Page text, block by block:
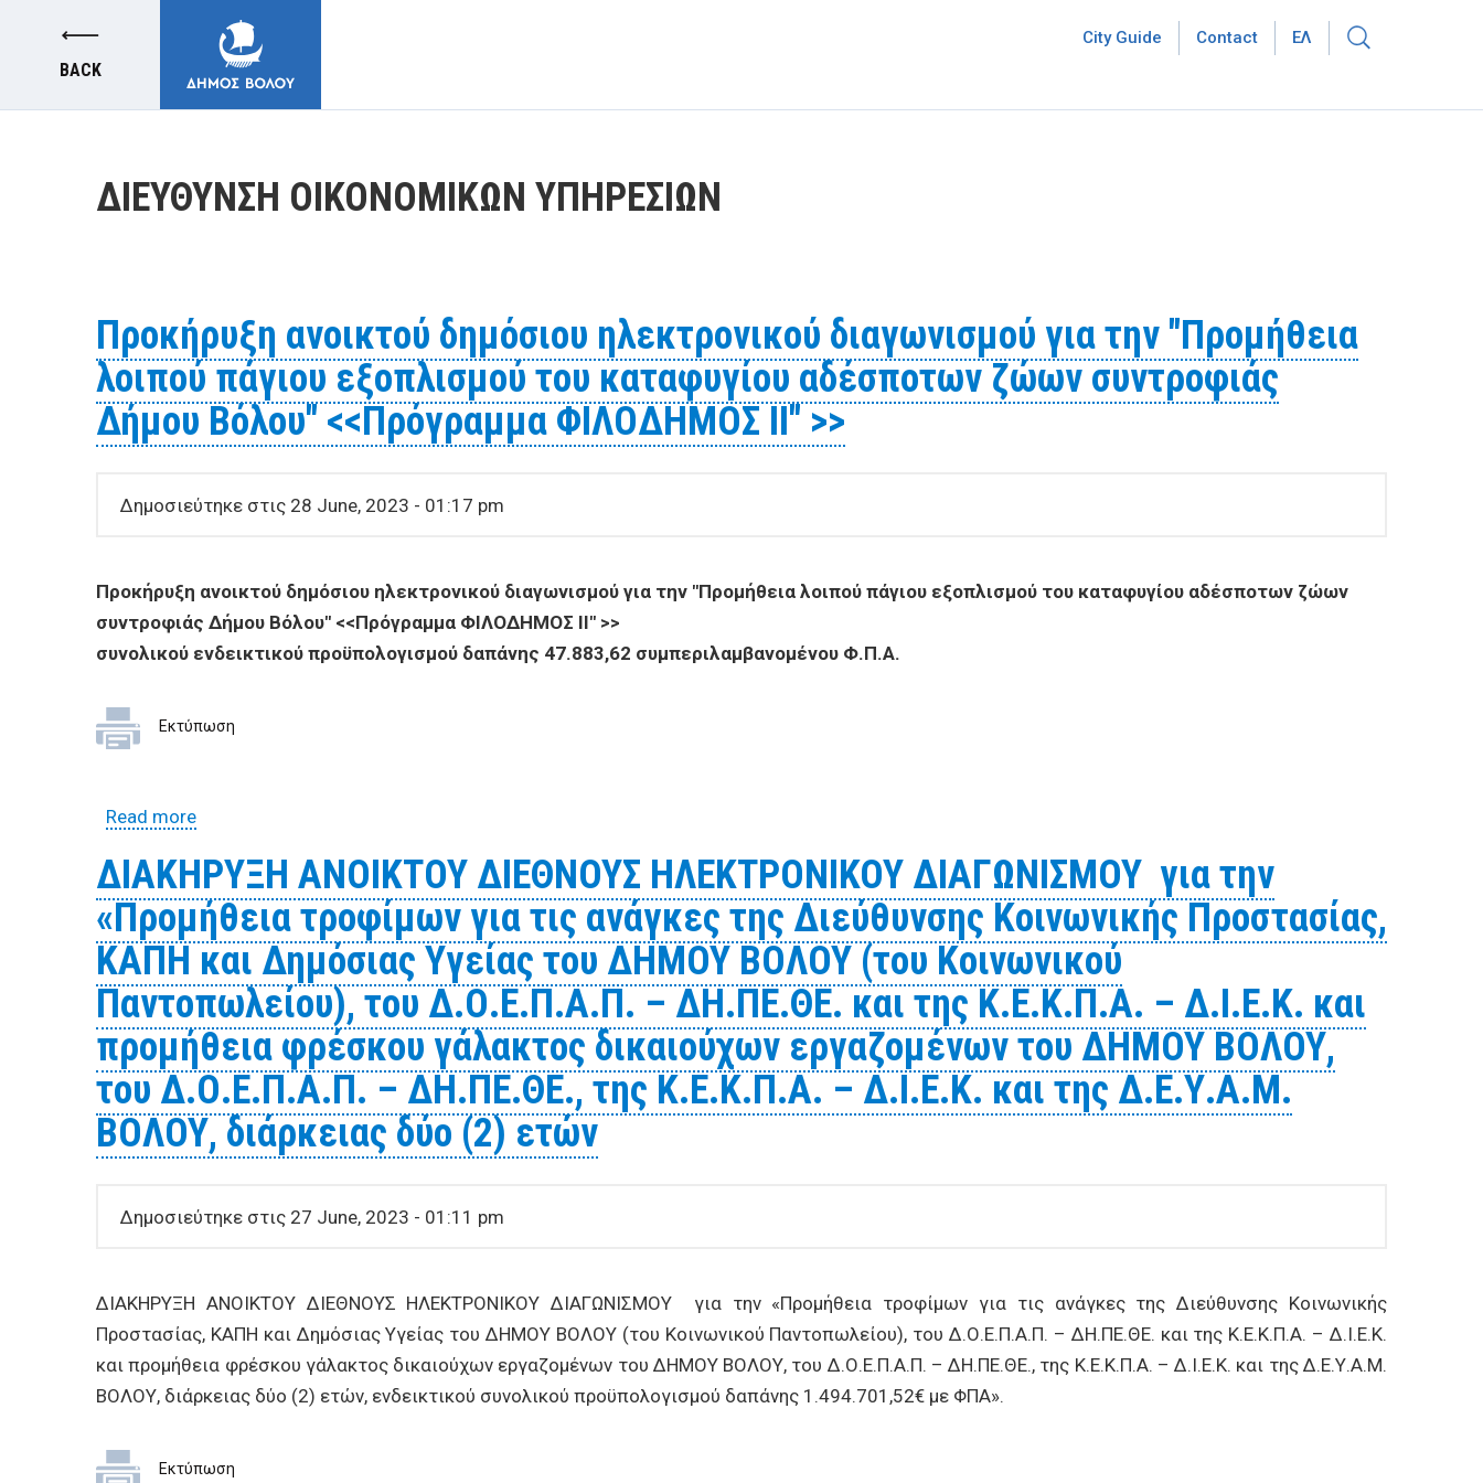
BACK
E-SERVICES
City Guide Contact ΕΛ
ΔΙΕΥΘΥΝΣΗ ΟΙΚΟΝΟΜΙΚΩΝ ΥΠΗΡΕΣΙΩΝ
Προκήρυξη ανοικτού δημόσιου ηλεκτρονικού διαγωνισμού για την "Προμήθεια
λοιπού πάγιου εξοπλισμού του καταφυγίου αδέσποτων ζώων συντροφιάς
Δήμου Βόλου" <<Πρόγραμμα ΦΙΛΟΔΗΜΟΣ ΙΙ" >>
Δημοσιεύτηκε στις 28 June, 2023 - 01:17 pm
Προκήρυξη ανοικτού δημόσιου ηλεκτρονικού διαγωνισμού για την "Προμήθεια λοιπού πάγιου εξοπλισμού του καταφυγίου αδέσποτων ζώων
συντροφιάς Δήμου Βόλου" <<Πρόγραμμα ΦΙΛΟΔΗΜΟΣ ΙΙ" >>
συνολικού ενδεικτικού προϋπολογισμού δαπάνης 47.883,62 συμπεριλαμβανομένου Φ.Π.Α.
Εκτύπωση
Read moreabout Προκήρυξη ανοικτού δημόσιου ηλεκτρονικού διαγωνισμού για την "Προμήθεια λοιπού πάγιου εξοπλισμού του καταφυγίου αδέσποτων ζώων
ΔΙΑΚΗΡΥΞΗ ΑΝΟΙΚΤΟΥ ΔΙΕΘΝΟΥΣ ΗΛΕΚΤΡΟΝΙΚΟΥ ΔΙΑΓΩΝΙΣΜΟΥ για την
«Προμήθεια τροφίμων για τις ανάγκες της Διεύθυνσης Κοινωνικής Προστασίας,
ΚΑΠΗ και Δημόσιας Υγείας του ΔΗΜΟΥ ΒΟΛΟΥ (του Κοινωνικού
Παντοπωλείου), του Δ.Ο.Ε.Π.Α.Π. – ΔΗ.ΠΕ.ΘΕ. και της Κ.Ε.Κ.Π.Α. – Δ.Ι.Ε.Κ. και
προμήθεια φρέσκου γάλακτος δικαιούχων εργαζομένων του ΔΗΜΟΥ ΒΟΛΟΥ,
του Δ.Ο.Ε.Π.Α.Π. – ΔΗ.ΠΕ.ΘΕ., της Κ.Ε.Κ.Π.Α. – Δ.Ι.Ε.Κ. και της Δ.Ε.Υ.Α.Μ.
ΒΟΛΟΥ, διάρκειας δύο (2) ετών
Δημοσιεύτηκε στις 27 June, 2023 - 01:11 pm
ΔΙΑΚΗΡΥΞΗ ΑΝΟΙΚΤΟΥ ΔΙΕΘΝΟΥΣ ΗΛΕΚΤΡΟΝΙΚΟΥ ΔΙΑΓΩΝΙΣΜΟΥ για την «Προμήθεια τροφίμων για τις ανάγκες της Διεύθυνσης Κοινωνικής
Προστασίας, ΚΑΠΗ και Δημόσιας Υγείας του ΔΗΜΟΥ ΒΟΛΟΥ (του Κοινωνικού Παντοπωλείου), του Δ.Ο.Ε.Π.Α.Π. – ΔΗ.ΠΕ.ΘΕ. και της Κ.Ε.Κ.Π.Α. – Δ.Ι.Ε.Κ.
και προμήθεια φρέσκου γάλακτος δικαιούχων εργαζομένων του ΔΗΜΟΥ ΒΟΛΟΥ, του Δ.Ο.Ε.Π.Α.Π. – ΔΗ.ΠΕ.ΘΕ., της Κ.Ε.Κ.Π.Α. – Δ.Ι.Ε.Κ. και της Δ.Ε.Υ.Α.Μ.
ΒΟΛΟΥ, διάρκειας δύο (2) ετών, ενδεικτικού συνολικού προϋπολογισμού δαπάνης 1.494.701,52€ με ΦΠΑ».
Εκτύπωση